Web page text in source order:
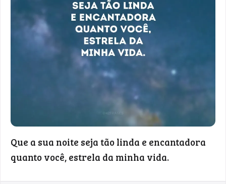
Que a sua noite seja tão linda e encantadora
quanto você, estrela da minha vida.